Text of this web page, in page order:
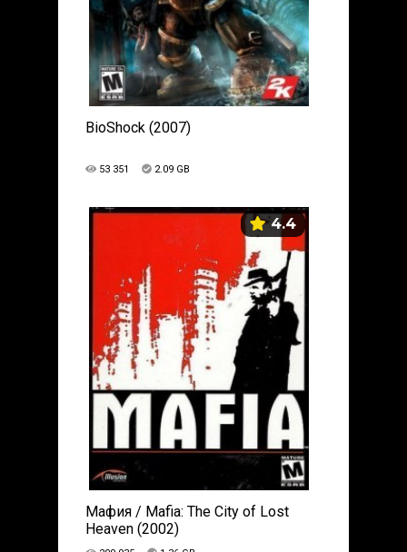
BioShock (2007)
53 351 2.09 GB
4.4
Мафия / Mafia: The City of Lost
Heaven (2002)